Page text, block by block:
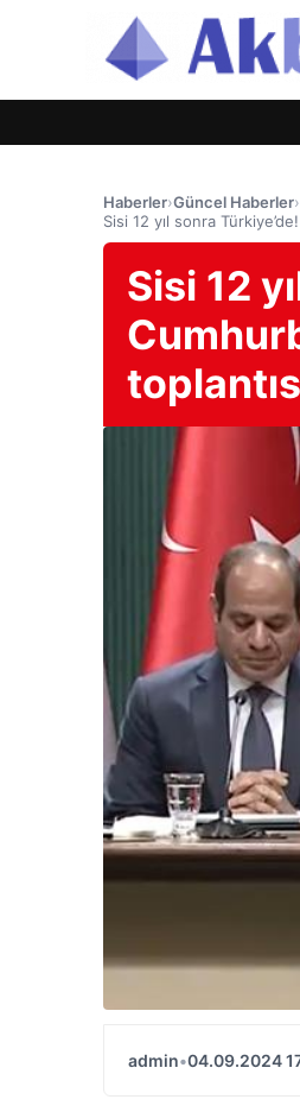
Haberler›Güncel Haberler›
Sisi 12 yıl sonra
Sisi 12
admin•04.09.2024